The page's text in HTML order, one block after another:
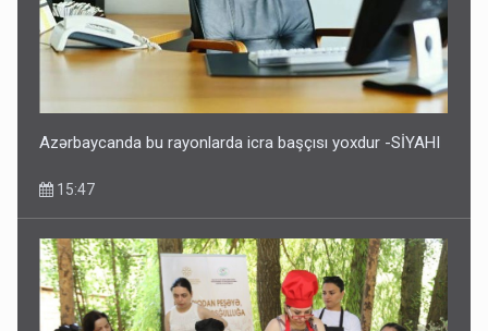
Azərbaycanda bu rayonlarda icra başçısı yoxdur -SİYAHI
15:47